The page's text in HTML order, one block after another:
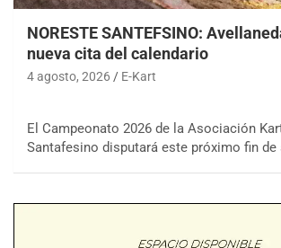
NORESTE SANTEFSINO:
nueva cita del calendario
4 agosto, 2026 E-Kart
El Campeonato 2026 de la Asociación
Santafesino disputará este próximo fin de